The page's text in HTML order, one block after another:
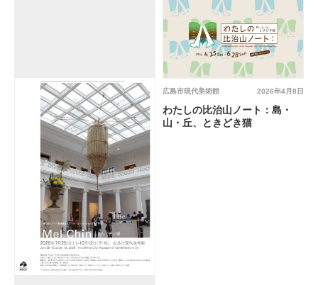
2026年4月8日
広島市現代美術館
わたしの比治山ノート：島・
山・丘、ときどき猫